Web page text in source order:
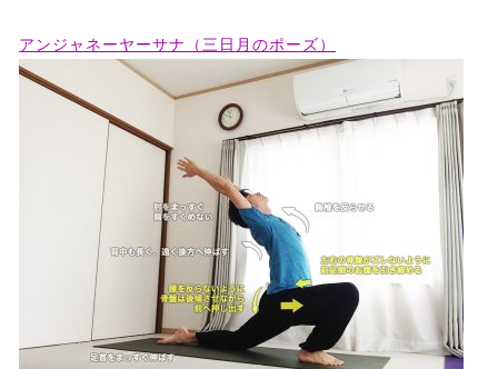
アンジャネーヤーサナ（三日月のポーズ）